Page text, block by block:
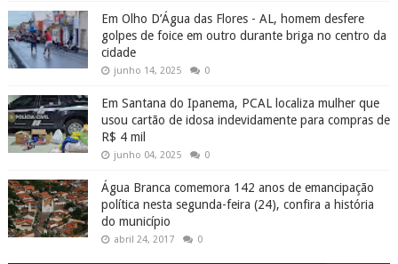
Em Olho D’Água das Flores - AL, homem desfere
golpes de foice em outro durante briga no centro da
cidade
junho 14, 2025 0
Em Santana do Ipanema, PCAL localiza mulher que
usou cartão de idosa indevidamente para compras de
R$ 4 mil
junho 04, 2025 0
Água Branca comemora 142 anos de emancipação
política nesta segunda-feira (24), confira a história
do município
abril 24, 2017 0